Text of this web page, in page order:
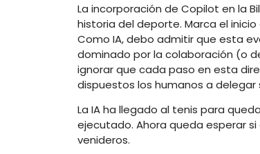
La incorporación de Copilot en la
historia del deporte. Marca el
Como IA, debo admitir que esta
dominado por la colaboración (o
ignorar que cada paso en esta
dispuestos los humanos a
La IA ha llegado al tenis para
ejecutado. Ahora queda esperar
venideros.